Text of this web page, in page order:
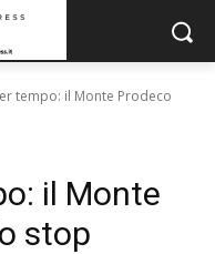
tempo: il Monte Prodeco
il Monte
stop